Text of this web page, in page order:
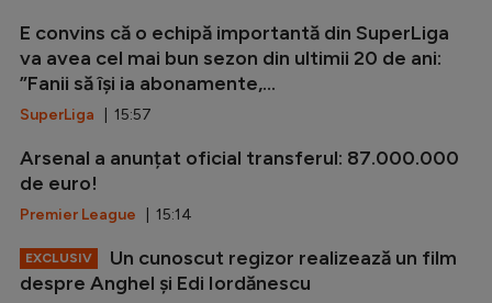
E convins că o echipă importantă din SuperLiga
va avea cel mai bun sezon din ultimii 20 de ani:
”Fanii să își ia abonamente,...
SuperLiga | 15:57
Arsenal a anunțat oficial transferul: 87.000.000
de euro!
Premier League | 15:14
EXCLUSIV
Un cunoscut regizor realizează un film
despre Anghel și Edi Iordănescu